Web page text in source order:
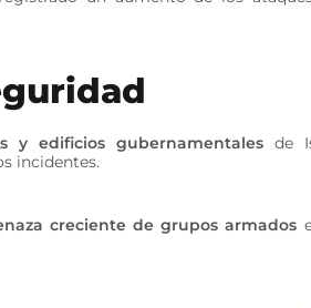
y edificios gubernamentales de
incidentes.
creciente de grupos armados